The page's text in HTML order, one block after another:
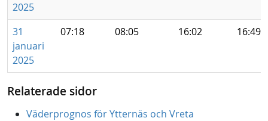
2025
31
januari
2025
07:18 08:05 16:02 16:49
Relaterade sidor
Väderprognos för Ytternäs och Vreta